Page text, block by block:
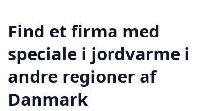
Find et firma med
speciale i jordvarme i
andre regioner af
Danmark